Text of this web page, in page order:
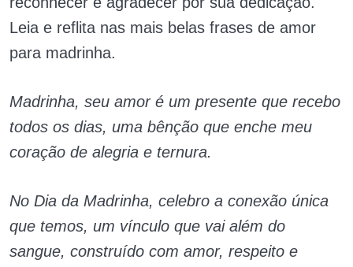
Leia e reflita nas mais belas frases de amor
para madrinha.
Madrinha, seu amor é um presente que recebo
todos os dias, uma bênção que enche meu
coração de alegria e ternura.
No Dia da Madrinha, celebro a conexão única
que temos, um vínculo que vai além do
sangue, construído com amor, respeito e